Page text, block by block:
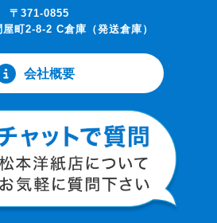
〒371-0855
町2-8-2 C倉庫（発送倉庫）
会社概要